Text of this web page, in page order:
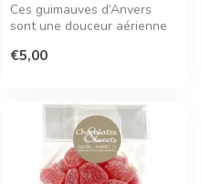
Ces guimauves d’Anvers
sont une douceur aérienne
am...
€5,00